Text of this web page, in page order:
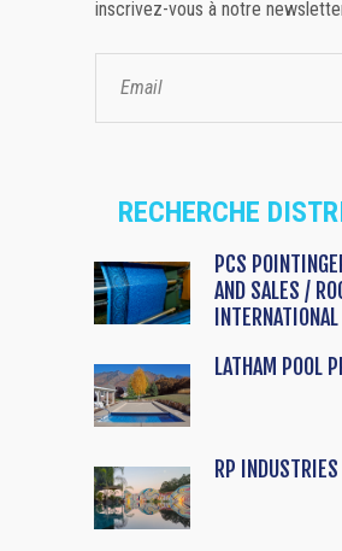
inscrivez-vous à notre
RECHERCHE
PCS
AND SALES /
INTERNATIONAL
LATHAM POOL
RP